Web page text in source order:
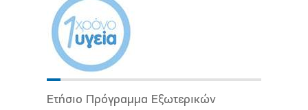
Ετήσιο Πρόγραμμα Εξωτερικών